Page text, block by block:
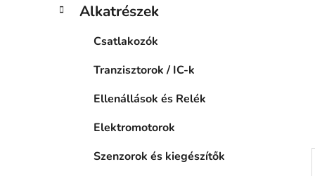
l
ó
Alkatrészek
Csatlakozók
Tranzisztorok / IC-k
Ellenállások és Relék
Elektromotorok
Szenzorok és kiegészítők